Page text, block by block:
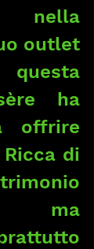
nella
outlet
questa
ha
offrire
di
ma